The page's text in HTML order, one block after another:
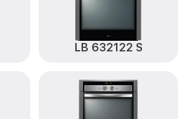
LB 632122 S